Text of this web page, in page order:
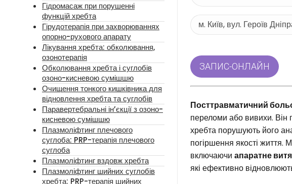
Посттравматичний
переломи або вивихи.
хребта порушують його
погіршення якості життя.
включаючи апаратне
які ефективно
Гідромасаж при порушенні
функцій хребта
Гірудотерапія при захворюваннях
опорно-рухового апарату
Лікування хребта: обколювання,
озонотерапія
Обколювання хребта і суглобів
озоно-кисневою сумішшю
Очищення тонкого кишківника для
відновлення хребта та суглобів
Паравертебральні ін’єкції з озоно-
кисневою сумішшю
Плазмоліфтинг плечового
суглоба: PRP-терапія плечового
суглоба
Плазмоліфтинг вздовж хребта
Плазмоліфтинг шийних суглобів
хребта: PRP-терапія шийних